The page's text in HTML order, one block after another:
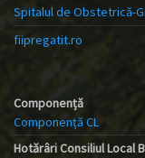
Spitalul de Obstetrică-
fiipregatit.ro
Componență
Componență CL
Hotărâri Consiliul Local